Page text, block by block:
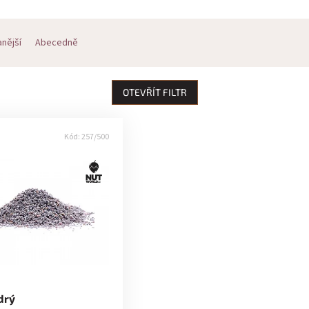
Abecedně
OTEVŘÍT FILTR
Kód:257/500